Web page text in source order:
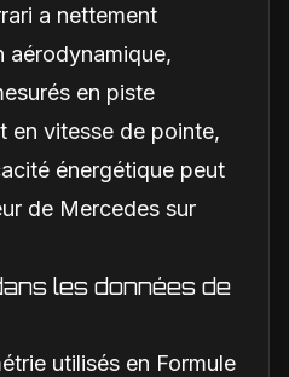
a nettement
aérodynamique,
en piste
en vitesse de pointe,
énergétique peut
de Mercedes sur
les données de
utilisés en Formule